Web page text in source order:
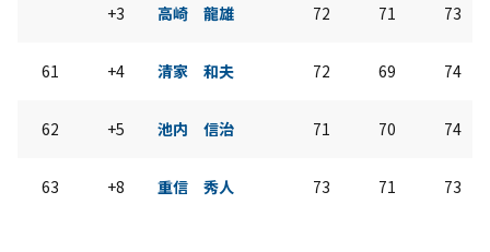
+3 高崎 龍雄 72 71 73
61 +4 清家 和夫 72 69 74
62 +5 池内 信治 71 70 74
63 +8 重信 秀人 73 71 73